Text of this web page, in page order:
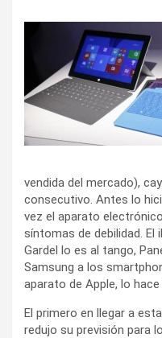
vendida del mercado),
consecutivo. Antes lo
vez el aparato
síntomas de debilidad.
Gardel lo es al tango,
Samsung a los
aparato de Apple, lo
El primero en llegar a
redujo su previsión para